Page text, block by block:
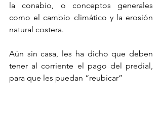
la conabio, o conceptos generales
como el cambio climático y la erosión
natural costera.
Aún sin casa, les ha dicho que deben
tener al corriente el pago del predial,
para que les puedan “reubicar”